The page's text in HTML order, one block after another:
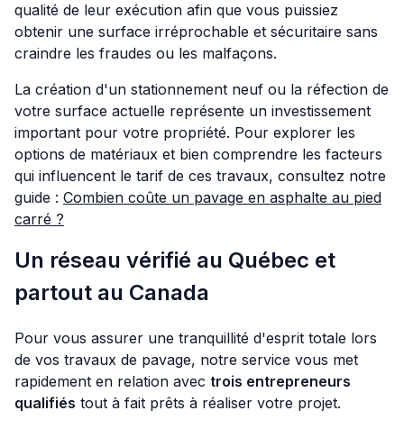
qualité de leur exécution afin que vous puissiez
obtenir une surface irréprochable et sécuritaire sans
craindre les fraudes ou les malfaçons.
La création d'un stationnement neuf ou la réfection de
votre surface actuelle représente un investissement
important pour votre propriété. Pour explorer les
options de matériaux et bien comprendre les facteurs
qui influencent le tarif de ces travaux, consultez notre
guide : Combien coûte un pavage en asphalte au pied
carré ?
Un réseau vérifié au Québec et
partout au Canada
Pour vous assurer une tranquillité d'esprit totale lors
de vos travaux de pavage, notre service vous met
rapidement en relation avec trois entrepreneurs
qualifiés tout à fait prêts à réaliser votre projet.